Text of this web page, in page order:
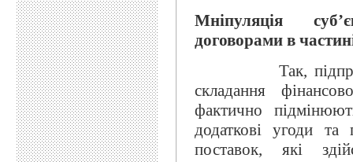
Мніпуляція
договорами в
Так,
складання
фактично
додаткові угоди
поставок, які